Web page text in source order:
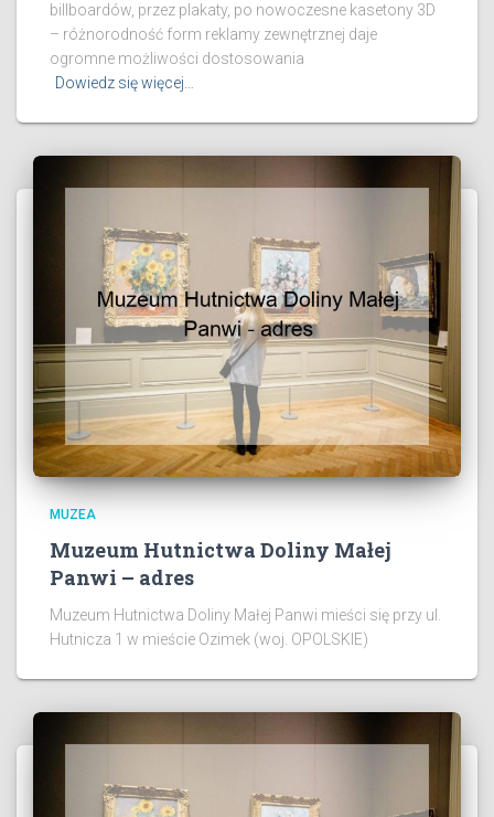
billboardów, przez plakaty, po nowoczesne kasetony 3D
– różnorodność form reklamy zewnętrznej daje
ogromne możliwości dostosowania
Dowiedz się więcej…
MUZEA
Muzeum Hutnictwa Doliny Małej
Panwi – adres
Muzeum Hutnictwa Doliny Małej Panwi mieści się przy ul.
Hutnicza 1 w mieście Ozimek (woj. OPOLSKIE)